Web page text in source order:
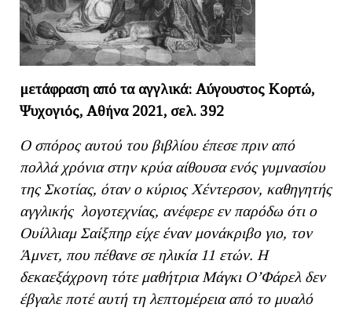
μετάφραση από τα αγγλικά: Αύγουστος Κορτώ,
Ψυχογιός, Αθήνα 2021, σελ. 392
Ο σπόρος αυτού του βιβλίου έπεσε πριν από
πολλά χρόνια στην κρύα αίθουσα ενός γυμνασίου
της Σκοτίας, όταν ο κύριος Χέντερσον, καθηγητής
αγγλικής λογοτεχνίας, ανέφερε εν παρόδω ότι ο
Ουίλλιαμ Σαίξπηρ είχε έναν μονάκριβο γιο, τον
Άμνετ, που πέθανε σε ηλικία 11 ετών. Η
δεκαεξάχρονη τότε μαθήτρια Μάγκι Ο’Φάρελ δεν
έβγαλε ποτέ αυτή τη λεπτομέρεια από το μυαλό